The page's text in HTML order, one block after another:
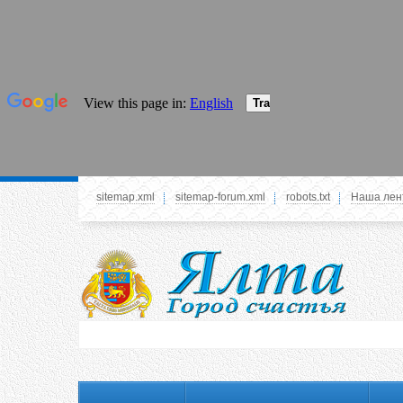
У вас нет прав просматривать данное меню,
пожалуйста, войдите на сайт под своим
логином или зарегестрируйтесь! Это позволит
вам пользоваться всеми функциями нашего
sitemap.xml sitemap-forum.xml robots.txt Наша